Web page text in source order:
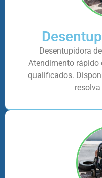
Desentupidora
Atendimento rápido
qualificados.